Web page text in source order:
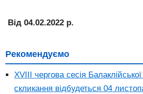
Від 04.02.2022 р.
Рекомендуємо
ХVIІI чергова сесія Балаклійської
скликання відбудеться 04